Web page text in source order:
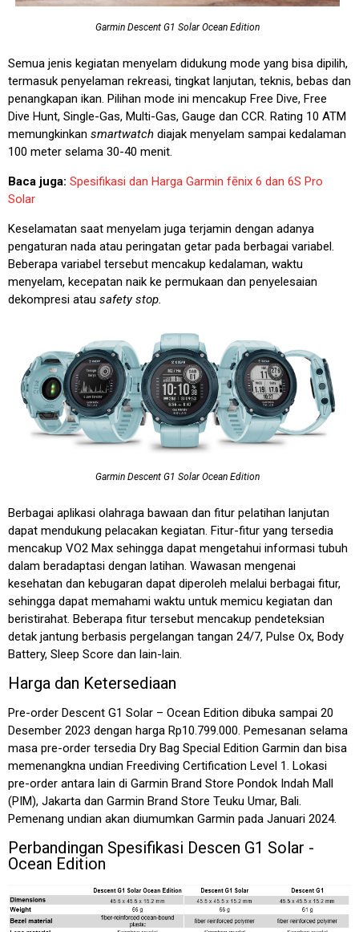
Garmin Descent G1 Solar Ocean Edition
Semua jenis kegiatan menyelam didukung mode yang bisa dipilih,
termasuk penyelaman rekreasi, tingkat lanjutan, teknis, bebas dan
penangkapan ikan. Pilihan mode ini mencakup Free Dive, Free
Dive Hunt, Single-Gas, Multi-Gas, Gauge dan CCR. Rating 10 ATM
memungkinkan smartwatch diajak menyelam sampai kedalaman
100 meter selama 30-40 menit.
Baca juga: Spesifikasi dan Harga Garmin fēnix 6 dan 6S Pro
Solar
Keselamatan saat menyelam juga terjamin dengan adanya
pengaturan nada atau peringatan getar pada berbagai variabel.
Beberapa variabel tersebut mencakup kedalaman, waktu
menyelam, kecepatan naik ke permukaan dan penyelesaian
dekompresi atau safety stop.
Garmin Descent G1 Solar Ocean Edition
Berbagai aplikasi olahraga bawaan dan fitur pelatihan lanjutan
dapat mendukung pelacakan kegiatan. Fitur-fitur yang tersedia
mencakup VO2 Max sehingga dapat mengetahui informasi tubuh
dalam beradaptasi dengan latihan. Wawasan mengenai
kesehatan dan kebugaran dapat diperoleh melalui berbagai fitur,
sehingga dapat memahami waktu untuk memicu kegiatan dan
beristirahat. Beberapa fitur tersebut mencakup pendeteksian
detak jantung berbasis pergelangan tangan 24/7, Pulse Ox, Body
Battery, Sleep Score dan lain-lain.
Harga dan Ketersediaan
Pre-order Descent G1 Solar – Ocean Edition dibuka sampai 20
Desember 2023 dengan harga Rp10.799.000. Pemesanan selama
masa pre-order tersedia Dry Bag Special Edition Garmin dan bisa
memenangkna undian Freediving Certification Level 1. Lokasi
pre-order antara lain di Garmin Brand Store Pondok Indah Mall
(PIM), Jakarta dan Garmin Brand Store Teuku Umar, Bali.
Pemenang undian akan diumumkan Garmin pada Januari 2024.
Perbandingan Spesifikasi Descen G1 Solar -
Ocean Edition